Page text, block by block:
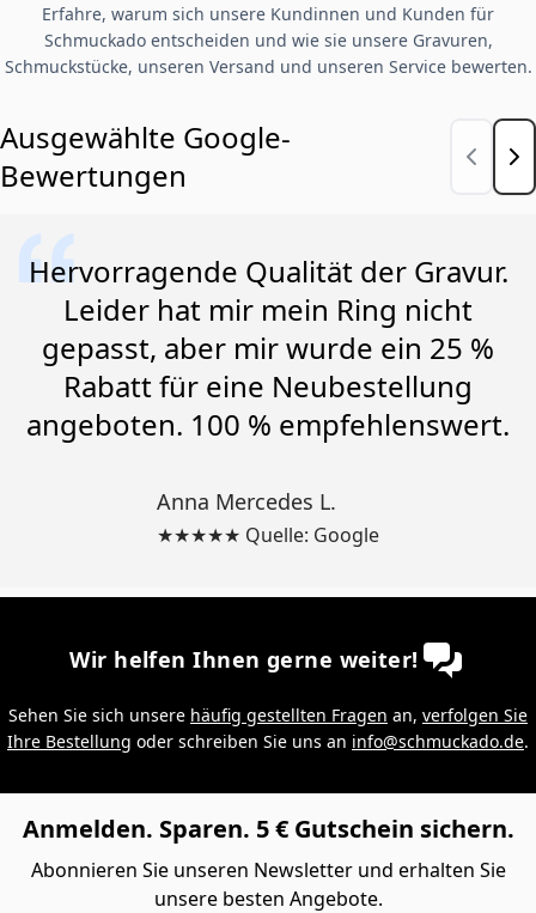
Erfahre, warum sich unsere Kundinnen und Kunden für
Schmuckado entscheiden und wie sie unsere Gravuren,
Schmuckstücke, unseren Versand und unseren Service bewerten.
Ausgewählte Google-
Bewertungen
Hervorragende Qualität der Gravur.
Leider hat mir mein Ring nicht
gepasst, aber mir wurde ein 25 %
Rabatt für eine Neubestellung
angeboten. 100 % empfehlenswert.
Anna Mercedes L.
★★★★★ Quelle: Google
Wir helfen Ihnen gerne weiter!
Sehen Sie sich unsere häufig gestellten Fragen an, verfolgen Sie
Ihre Bestellung oder schreiben Sie uns an info@schmuckado.de.
Anmelden. Sparen. 5 € Gutschein sichern.
Abonnieren Sie unseren Newsletter und erhalten Sie
unsere besten Angebote.